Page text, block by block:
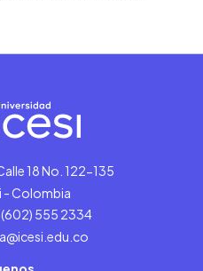
18 No. 122-135
- Colombia
555 2334